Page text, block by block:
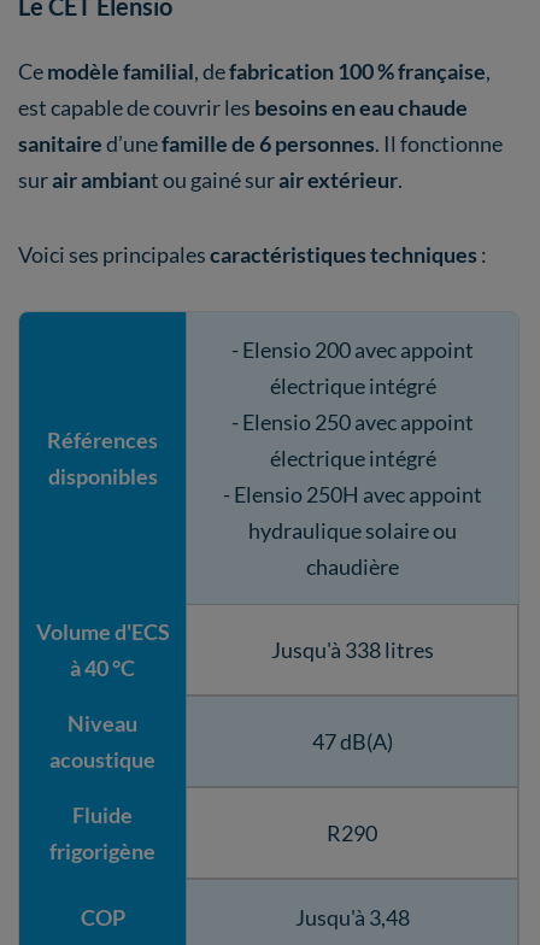
Le CET Elensio
Cemodèle familial, defabrication 100 % française,
est capable de couvrir les besoins en eau chaude
sanitaired’unefamille de 6 personnes. Il fonctionne
surair ambiant ou gainé surair extérieur.
Voici ses principalescaractéristiques techniques :
Références
disponibles
- Elensio 200 avec appoint
électrique intégré
- Elensio 250 avec appoint
électrique intégré
- Elensio 250H avec appoint
hydraulique solaire ou
chaudière
Volume d'ECS
à 40 °C
Jusqu'à 338 litres
Niveau
acoustique
47 dB(A)
Fluide
frigorigène
R290
COP Jusqu'à 3,48